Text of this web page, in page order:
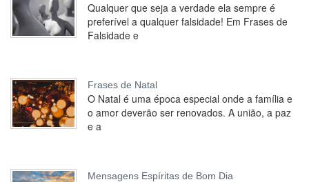
Qualquer que seja a verdade ela sempre é
preferível a qualquer falsidade! Em Frases de
Falsidade e
Frases de Natal
O Natal é uma época especial onde a família e
o amor deverão ser renovados. A união, a paz
e a
Mensagens Espíritas de Bom Dia